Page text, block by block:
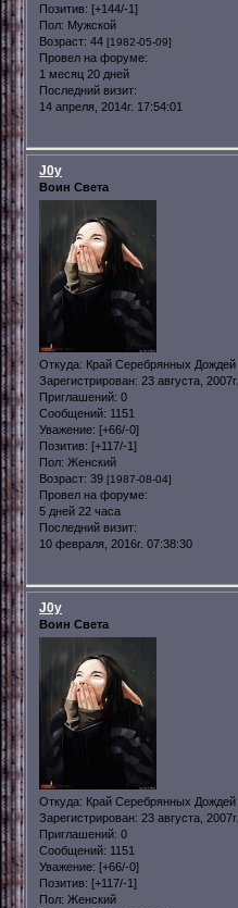
Позитив: [+144/-1]
Пол: Мужской
Возраст: 44 [1982-05-09]
Провел на форуме:
1 месяц 20 дней
Последний визит:
14 апреля, 2014г. 17:54:01
J0y
Воин Света
Откуда: Край Серебрянных Дождей
Зарегистрирован: 23 августа, 2007г.
Приглашений: 0
Сообщений: 1151
Уважение: [+66/-0]
Позитив: [+117/-1]
Пол: Женский
Возраст: 39 [1987-08-04]
Провел на форуме:
5 дней 22 часа
Последний визит:
10 февраля, 2016г. 07:38:30
J0y
Воин Света
Откуда: Край Серебрянных Дождей
Зарегистрирован: 23 августа, 2007г.
Приглашений: 0
Сообщений: 1151
Уважение: [+66/-0]
Позитив: [+117/-1]
Пол: Женский